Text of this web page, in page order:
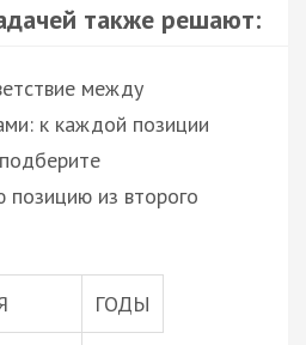
также решают:
между
к каждой позиции
позицию из второго
ГОДЫ